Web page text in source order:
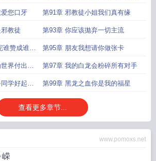
翅膀呀
您口牙 第91章 邪教徒小姐我们真有缘
教徒 第93章 你应该拋弃一切主流
谁赞成谁反 第95章 朋友我想请你做张卡
界付出太 第97章 我的白龙会粉碎所有对手
学好起来 第99章 黑龙之血你是我的福星
查看更多章节...
www.pomoxs.net